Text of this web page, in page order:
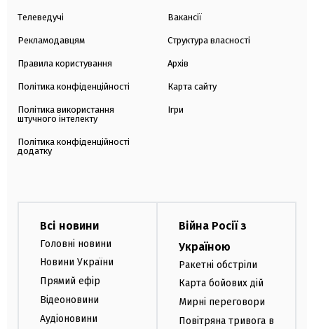
Телеведучі
Рекламодавцям
Правила користування
Політика конфіденційності
Політика використання
штучного інтелекту
Політика конфіденційності
додатку
Вакансії
Структура власності
Архів
Карта сайту
Ігри
Всі новини
Головні новини
Новини України
Прямий ефір
Відеоновини
Аудіоновини
Війна Росії з
Україною
Ракетні обстріли
Карта бойових дій
Мирні переговори
Повітряна тривога в